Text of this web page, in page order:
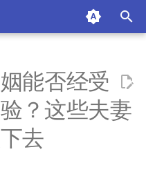
能否经受
？这些夫妻
去